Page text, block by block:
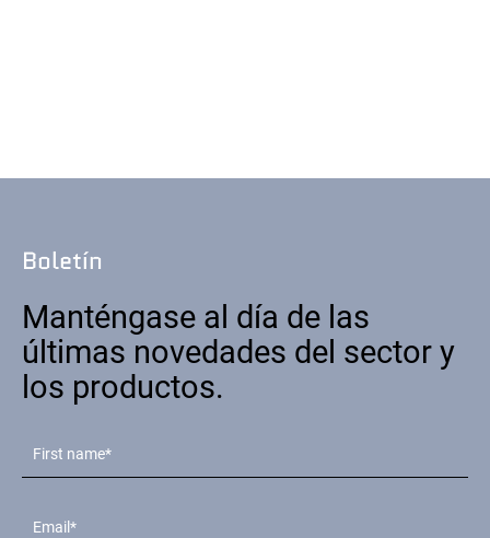
Boletín
Manténgase al día de las
últimas novedades del sector y
los productos.